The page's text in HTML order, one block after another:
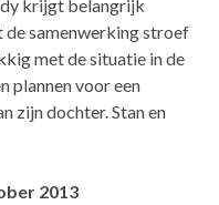
krijgt belangrijk
de samenwerking stroef
met de situatie in de
plannen voor een
zijn dochter. Stan en
2013